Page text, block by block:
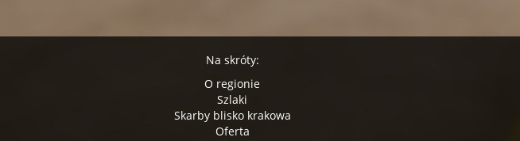
Na skróty:
O regionie
Szlaki
Skarby blisko krakowa
Oferta